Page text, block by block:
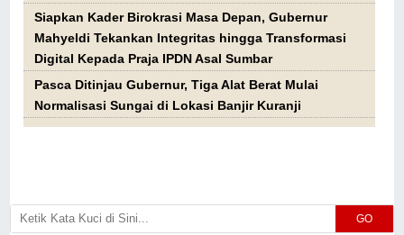
Siapkan Kader Birokrasi Masa Depan, Gubernur
Mahyeldi Tekankan Integritas hingga Transformasi
Digital Kepada Praja IPDN Asal Sumbar
Pasca Ditinjau Gubernur, Tiga Alat Berat Mulai
Normalisasi Sungai di Lokasi Banjir Kuranji
GO